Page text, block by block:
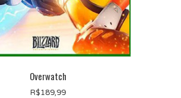
Overwatch
R$189,99